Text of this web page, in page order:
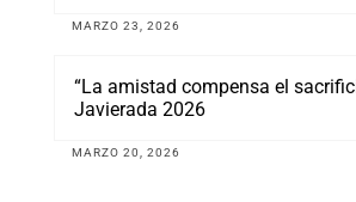
MARZO 23, 2026
“La amistad compensa el
Javierada 2026
MARZO 20, 2026